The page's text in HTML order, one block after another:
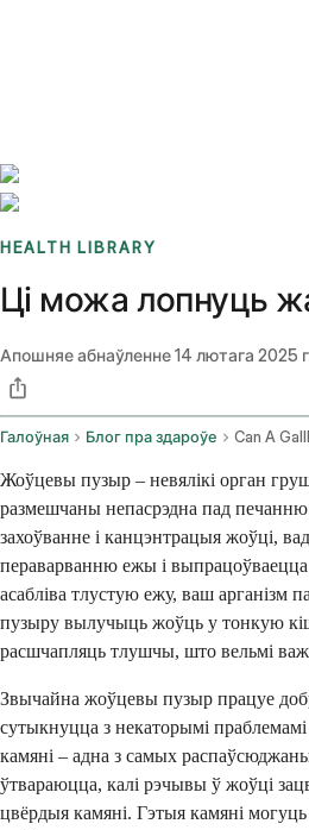
HEALTH LIBRARY
Ці можа лопнуць
Апошняе абнаўленне14 лютага 2025
Галоўная Блог пра здароўе Can A
Жоўцевы пузыр – невялікі орган
размешчаны непасрэдна пад
захоўванне і канцэнтрацыя жоўці,
пераварванню ежы і
асабліва тлустую ежу, ваш арганізм
пузыру вылучыць жоўць у тонкую
расшчапляць тлушчы, што вельмі
Звычайна жоўцевы пузыр працуе
сутыкнуцца з некаторымі
камяні – адна з самых
ўтвараюцца, калі рэчывы ў жоўці
цвёрдыя камяні. Гэтыя камяні